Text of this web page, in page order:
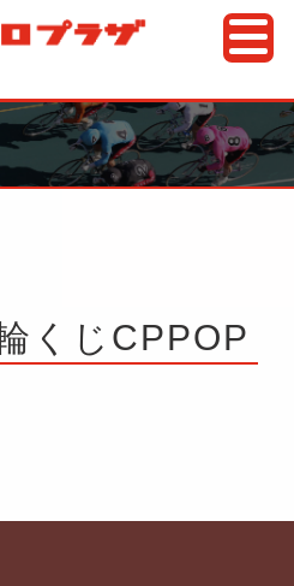
くじCPPOP